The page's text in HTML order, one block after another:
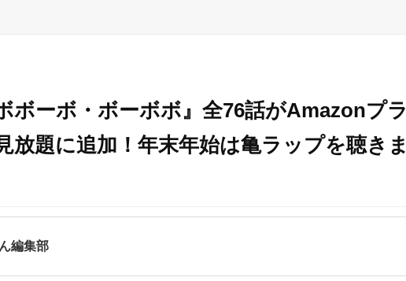
ボーボ・ボーボボ』全76話がAmazonプラ
放題に追加！年末年始は亀ラップを聴きま
編集部